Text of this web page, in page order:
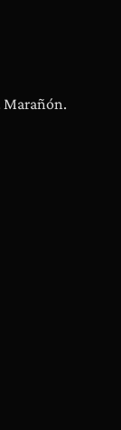
Marañón.